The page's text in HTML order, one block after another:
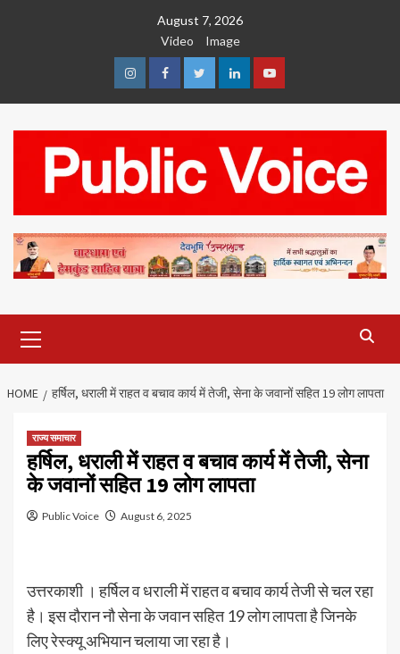
August 7, 2026
Video
Image
InstagramFacebookTwitterLinkedinYoutube
Menu
HOME हर्षिल, धराली में राहत व बचाव कार्य में तेजी, सेना के जवानों सहित 19 लोग लापता
राज्य समाचार
हर्षिल, धराली में राहत व बचाव कार्य में तेजी, सेना
के जवानों सहित 19 लोग लापता
Public Voice August 6, 2025
उत्तरकाशी । हर्षिल व धराली में राहत व बचाव कार्य तेजी से चल रहा
है। इस दौरान नौ सेना के जवान सहित 19 लोग लापता है जिनके
लिए रेस्क्यू अभियान चलाया जा रहा है।